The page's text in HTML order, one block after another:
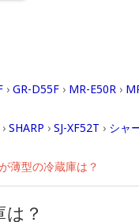
› GR-D55F › MR-E50R ›
› SHARP › SJ-XF52T › シャ
薄型の冷蔵庫は？
？